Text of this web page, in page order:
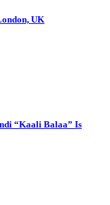
UK
“Kaali Balaa” Is